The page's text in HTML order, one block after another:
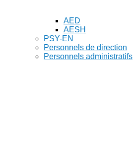
AED
AESH
PSY-EN
Personnels de direction
Personnels administratifs